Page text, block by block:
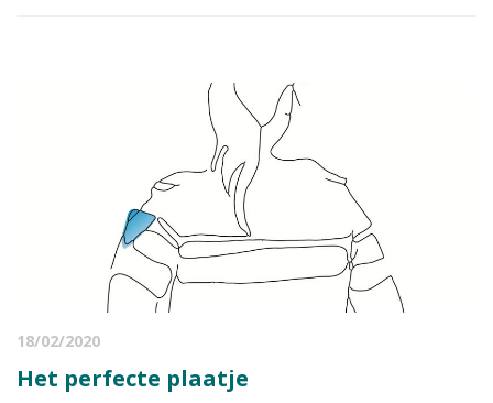
18/02/2020
Het perfecte plaatje